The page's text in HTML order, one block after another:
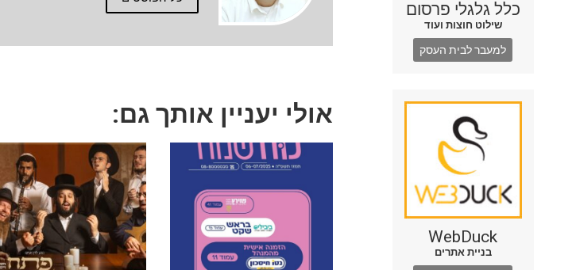
כלל גלגלי פרסום
שילוט חוצות ועוד
למעבר לבית העסק
WebDuck
בניית אתרים
אולי יעניין אותך גם: